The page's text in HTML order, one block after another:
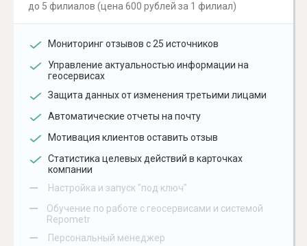
до 5 филиалов (цена 600 рублей за 1 филиал)
Мониторинг отзывов с 25 источников
Управление актуальностью информации на
геосервисах
Защита данных от изменения третьими лицами
Автоматические отчеты на почту
Мотивация клиентов оставить отзыв
Статистика целевых действий в карточках
компании
– Настройка и запуск "под ключ"
–
Обучение по работе с геосервисами и системой
Repometr
– Персональный менеджер